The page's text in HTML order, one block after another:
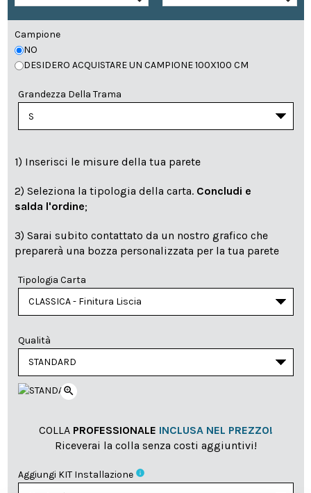
Campione
NO
DESIDERO ACQUISTARE UN CAMPIONE 100X100 CM
Grandezza Della Trama
1) Inserisci le misure della tua parete
2) Seleziona la tipologia della carta. Concludi e
salda l'ordine;
3) Sarai subito contattato da un nostro grafico che
preparerà una bozza personalizzata per la tua parete
Tipologia Carta
Qualità
zoom_in
COLLA PROFESSIONALE INCLUSA NEL PREZZO!
Riceverai la colla senza costi aggiuntivi!
Aggiungi KIT Installazione info